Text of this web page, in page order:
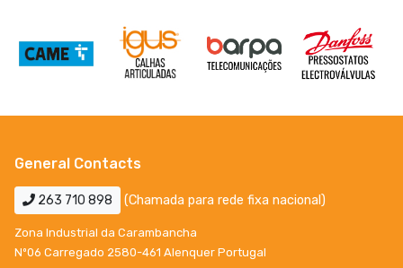
General Contacts
263 710 898 (Chamada para rede fixa nacional)
Zona Industrial da Carambancha
Nº06 Carregado 2580-461 Alenquer Portugal